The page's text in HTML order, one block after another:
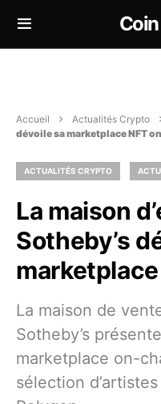
Accueil Actualités Crypto
dévoile sa marketplace NFT
ACTUALITÉS CRYPTO
La maison
Sotheby’s
La maison de
Sotheby’s
marketplace on-
sélection